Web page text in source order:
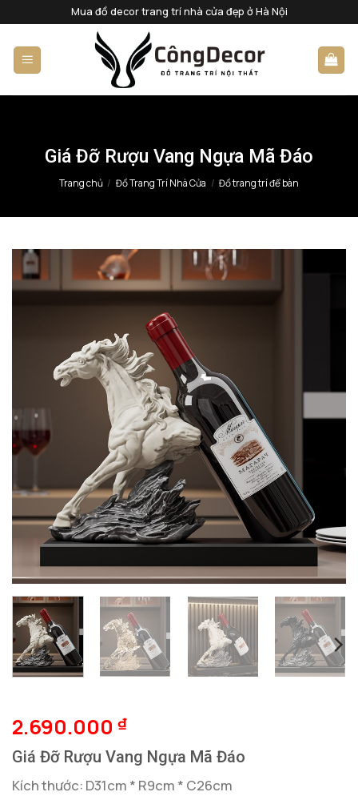
qua
nội
dung
Mua đồ decor trang trí nhà cửa đẹp ở Hà Nội
Giá Đỡ Rượu Vang Ngựa Mã Đáo
Trang chủ / Đồ Trang Trí Nhà Cửa / Đồ trang trí để bàn
2.690.000 ₫
Giá Đỡ Rượu Vang Ngựa Mã Đáo
Kích thước: D31cm * R9cm * C26cm